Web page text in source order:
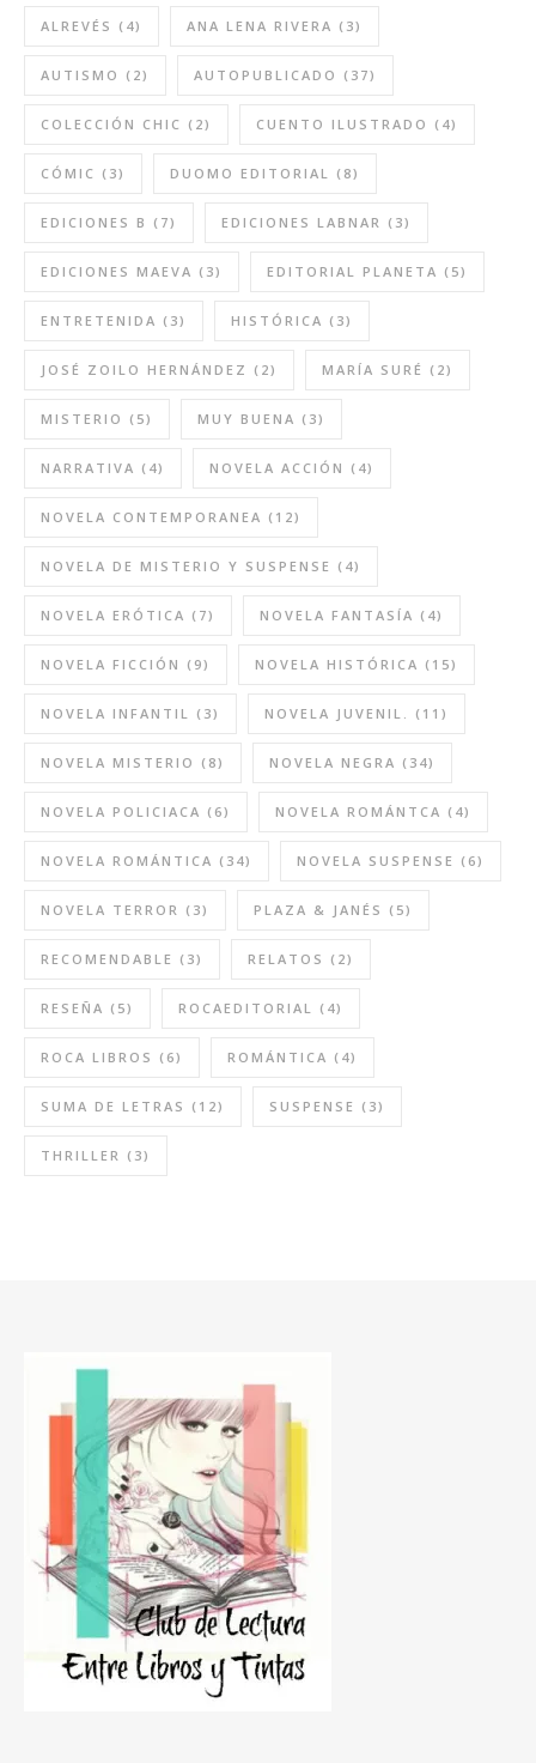
ALREVÉS (4) ANA LENA RIVERA (3)
AUTISMO (2) AUTOPUBLICADO (37)
COLECCIÓN CHIC (2) CUENTO ILUSTRADO (4)
CÓMIC (3) DUOMO EDITORIAL (8)
EDICIONES B (7) EDICIONES LABNAR (3)
EDICIONES MAEVA (3) EDITORIAL PLANETA (5)
ENTRETENIDA (3) HISTÓRICA (3)
JOSÉ ZOILO HERNÁNDEZ (2) MARÍA SURÉ (2)
MISTERIO (5) MUY BUENA (3)
NARRATIVA (4) NOVELA ACCIÓN (4)
NOVELA CONTEMPORANEA (12)
NOVELA DE MISTERIO Y SUSPENSE (4)
NOVELA ERÓTICA (7) NOVELA FANTASÍA (4)
NOVELA FICCIÓN (9) NOVELA HISTÓRICA (15)
NOVELA INFANTIL (3) NOVELA JUVENIL. (11)
NOVELA MISTERIO (8) NOVELA NEGRA (34)
NOVELA POLICIACA (6) NOVELA ROMÁNTCA (4)
NOVELA ROMÁNTICA (34) NOVELA SUSPENSE (6)
NOVELA TERROR (3) PLAZA & JANÉS (5)
RECOMENDABLE (3) RELATOS (2)
RESEÑA (5) ROCAEDITORIAL (4)
ROCA LIBROS (6) ROMÁNTICA (4)
SUMA DE LETRAS (12) SUSPENSE (3)
THRILLER (3)